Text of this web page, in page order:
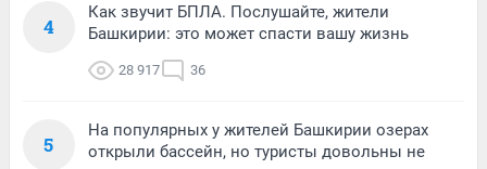
4
Как звучит БПЛА. Послушайте, жители
Башкирии: это может спасти вашу жизнь
28 917 36
5
На популярных у жителей Башкирии озерах
открыли бассейн, но туристы довольны не